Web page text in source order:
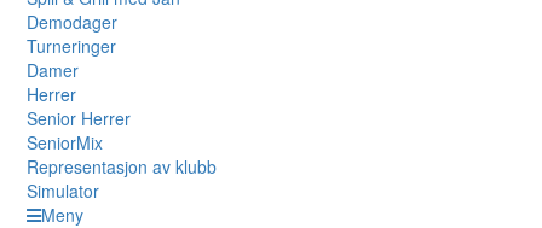
Demodager
Turneringer
Damer
Herrer
Senior Herrer
SeniorMix
Representasjon av klubb
Simulator
Meny